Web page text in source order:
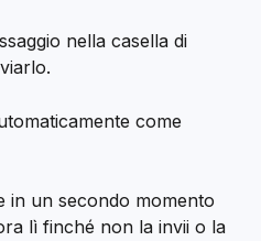
nella casella di
come
in un secondo momento
lì finché non la invii o la